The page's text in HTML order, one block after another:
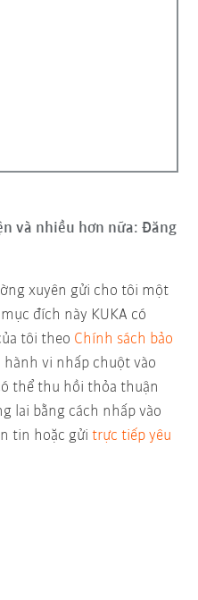
và nhiều hơn nữa: Đăng
xuyên gửi cho tôi một
đích này KUKA có
tôi theo Chính sách bảo
hành vi nhấp chuột vào
thể thu hồi thỏa thuận
lai bằng cách nhấp vào
tin hoặc gửitrực tiếp yêu